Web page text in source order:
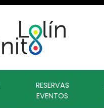
RESERVAS
EVENTOS